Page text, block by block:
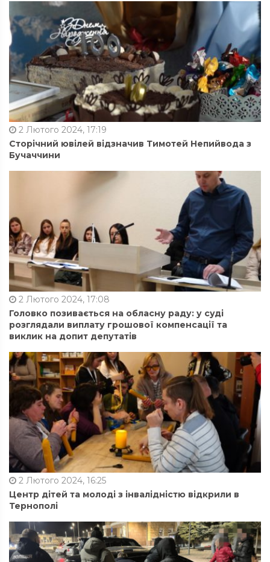
2 Лютого 2024, 17:19
Сторічний ювілей відзначив Тимотей Непийвода з
Бучаччини
2 Лютого 2024, 17:08
Головко позивається на обласну раду: у суді
розглядали виплату грошової компенсації та
виклик на допит депутатів
2 Лютого 2024, 16:25
Центр дітей та молоді з інвалідністю відкрили в
Тернополі